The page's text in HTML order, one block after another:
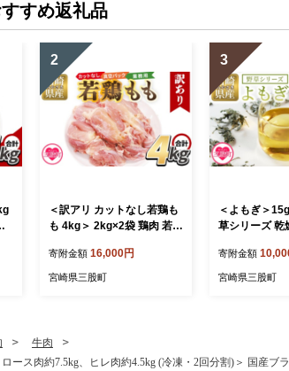
すめ返礼品
2
＜訳アリ カットなし若鶏も
も 4kg＞ 2kg×2袋 鶏肉 若鶏
揚げ肉 普段使い 料理 詰め
合わせ 精肉 県産 国産 炒め
ク 冷凍【MI764-tr】【TRIN
寄附金額 16,000円
宮崎県三股町
3
＜よもぎ＞
草シリーズ 乾
品 入浴剤 染料
ジ ハーブティ
寄附金額
宮崎県三股町
牛肉
ース肉約7.5kg、ヒレ肉約4.5kg (冷凍・2回分割)＞ 国産